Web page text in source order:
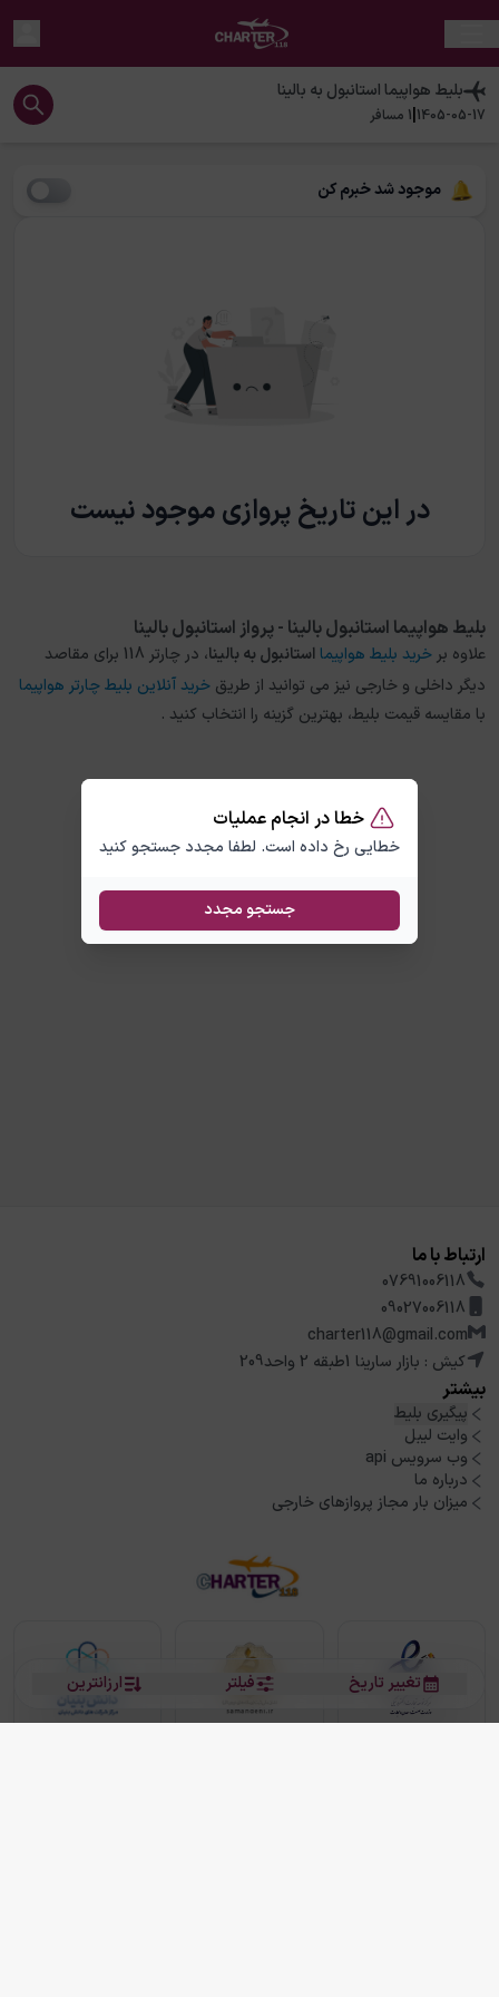
خطا در انجام عملیات
خطایی رخ داده است. لطفا مجدد جستجو کنید
جستجو مجدد
بلیط هواپیمااستانبول به بالینا
1405-05-17
|
1 مسافر
موجود شد خبرم کن
در این تاریخ پروازی موجود نیست
ارزانترین فیلتر تغییر تاریخ
بلیط هواپیما استانبول بالینا - پرواز استانبول بالینا
علاوه بر خرید بلیط هواپیما استانبولبهبالینا
، در چارتر 118 برای مقاصد
دیگر داخلی و خارجی نیز می توانید از طریق خرید آنلاین بلیط چارتر هواپیما
با مقایسه قیمت بلیط، بهترین گزینه را انتخاب کنید .
ارتباط با ما
07691006118
09027006118
charter118@gmail.com
کیش : بازار سارینا 1طبقه 2 واحد209
بیشتر
پیگیری بلیط
وایت لیبل
وب سرویس api
درباره ما
میزان بار مجاز پروازهای خارجی